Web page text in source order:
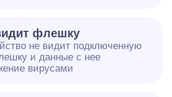
флешку
не видит подключенную
и данные с нее
вирусами